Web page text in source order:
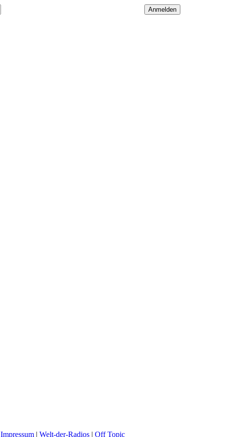
Impressum | Welt-der-Radios | Off Topic